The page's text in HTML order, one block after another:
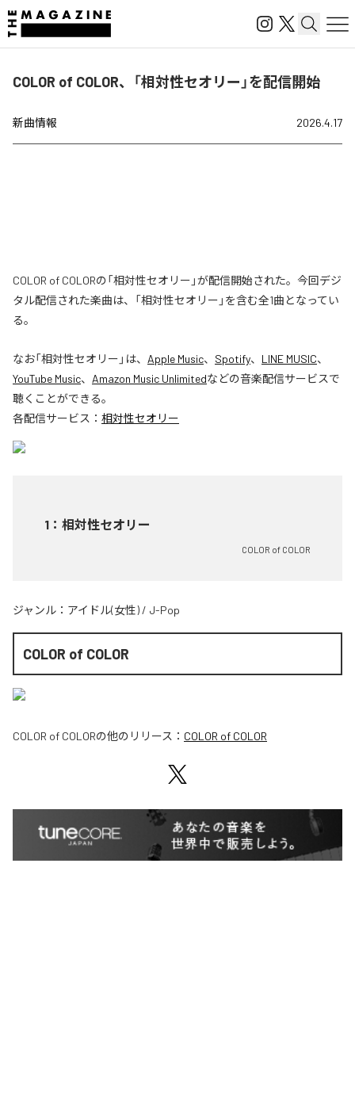
COLOR of COLOR、「相対性セオリー」を配信開始
新曲情報 2026.4.17
COLOR of COLORの「相対性セオリー」が配信開始された。今回デジ
タル配信された楽曲は、「相対性セオリー」を含む全1曲となってい
る。
なお「相対性セオリー 」は、 Apple Music、 Spotify、 LINE MUSIC、
YouTube Music、 Amazon Music Unlimitedなどの音楽配信サービスで
聴くことができる。
各配信サービス： 相対性セオリー
1 ： 相対性セオリー
COLOR of COLOR
ジャンル： アイドル(女性) / J-Pop
COLOR of COLOR
COLOR of COLORの他のリリース： COLOR of COLOR